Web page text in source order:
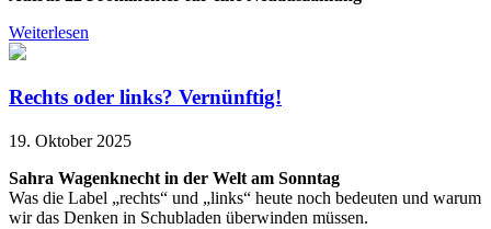
Weiterlesen
Rechts oder links? Vernünftig!
19. Oktober 2025
Sahra Wagenknecht in der Welt am Sonntag
Was die Label „rechts“ und „links“ heute noch bedeuten und warum
wir das Denken in Schubladen überwinden müssen.